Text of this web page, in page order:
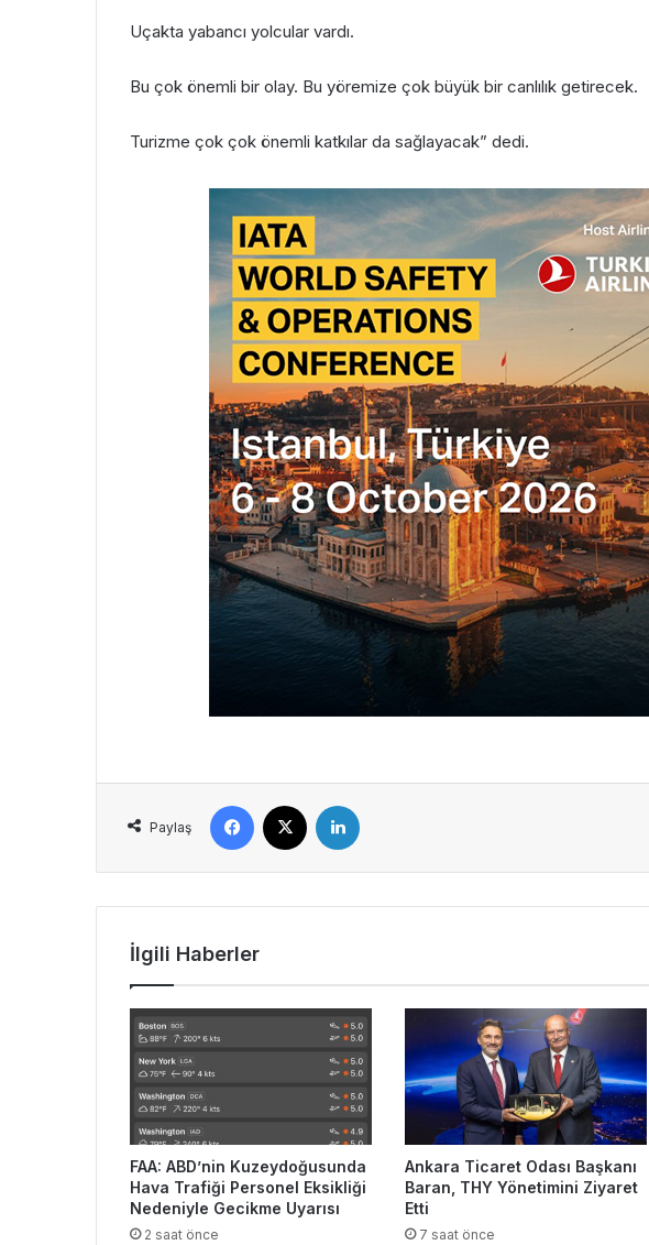
Uçakta yabancı yolcular vardı.
Bu çok önemli bir olay. Bu yöremize çok büyük bir canlılık getirecek.
Turizme çok çok önemli katkılar da sağlayacak” dedi.
Paylaş
Facebook
İlgili Haberler
FAA: ABD’nin Kuzeydoğusunda
Hava Trafiği Personel Eksikliği
Nedeniyle Gecikme Uyarısı
2 saat önce
Ankara Ticaret Odası Başkanı
Baran, THY Yönetimini Ziyaret
Etti
7 saat önce